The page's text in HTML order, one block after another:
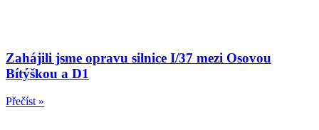
Zahájili jsme opravu silnice I/37 mezi Osovou
Bítýškou a D1
Přečíst »